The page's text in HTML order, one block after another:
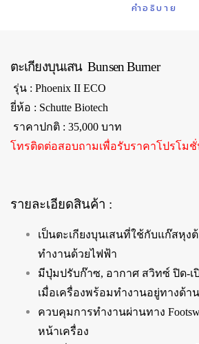
คำอธิบาย
ตะเกียงบุนเสน Bunsen Burner
รุ่น : Phoenix II ECO
ยี่ห้อ : Schutte Biotech
ราคาปกติ : 35,000 บาท
โทรติดต่อสอบถามเพื่อรับราคาโปรโม
รายละเอียดสินค้า :
เป็นตะเกียงบุนเสนที่ใช้กับแก๊สหุง
ทำงานด้วยไฟฟ้า
มีปุ่มปรับก๊าซ, อากาศ สวิทซ์ ปิด-
เมื่อเครื่องพร้อมทำงานอยู่ทางด้า
ควบคุมการทำงานผ่านทาง
หน้าเครื่อง